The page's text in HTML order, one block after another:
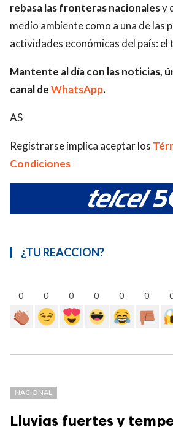
rebasa las fronteras nacionalesy
medio ambiente como a una de las
actividades económicas del país: el
Mantente al día con las noticias,
canal deWhatsApp.
AS
Registrarse implica aceptar los
Condiciones
¿TU REACCION?
0 0 0 0 0 0
NACIONAL
Lluvias fuertes y